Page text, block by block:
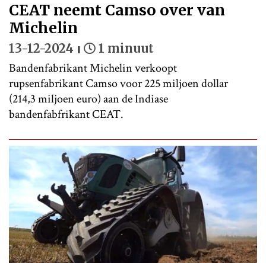
CEAT neemt Camso over van
Michelin
13-12-2024 1 minuut
Bandenfabrikant Michelin verkoopt
rupsenfabrikant Camso voor 225 miljoen dollar
(214,3 miljoen euro) aan de Indiase
bandenfabfrikant CEAT.